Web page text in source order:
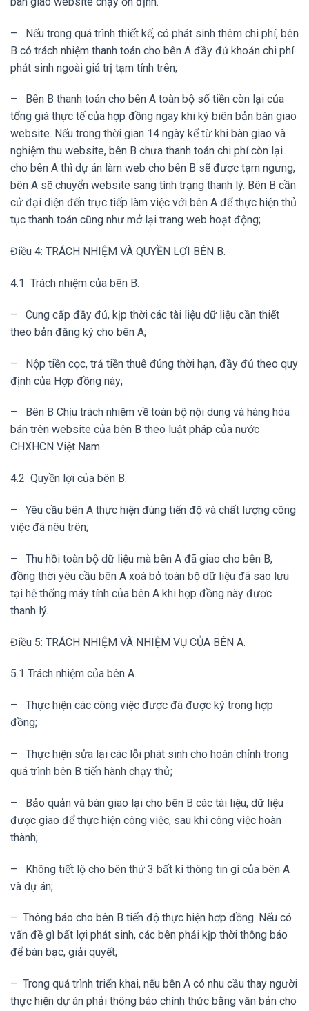
– Nếu trong quá trình thiết kế, có phát sinh thêm chi phí, bên
B có trách nhiệm thanh toán cho bên A đầy đủ khoản chi phí
phát sinh ngoài giá trị tạm tính trên;
– Bên B thanh toán cho bên A toàn bộ số tiền còn lại của
tổng giá thực tế của hợp đồng ngay khi ký biên bản bàn giao
website. Nếu trong thời gian 14 ngày kể từ khi bàn giao và
nghiệm thu website, bên B chưa thanh toán chi phí còn lại
cho bên A thì dự án làm web cho bên B sẽ được tạm ngưng,
bên A sẽ chuyển website sang tình trạng thanh lý. Bên B cần
cử đại diện đến trực tiếp làm việc với bên A để thực hiện thủ
tục thanh toán cũng như mở lại trang web hoạt động;
Điều 4: TRÁCH NHIỆM VÀ QUYỀN LỢI BÊN B.
4.1 Trách nhiệm của bên B.
– Cung cấp đầy đủ, kịp thời các tài liệu dữ liệu cần thiết
theo bản đăng ký cho bên A;
– Nộp tiền cọc, trả tiền thuê đúng thời hạn, đầy đủ theo quy
định của Hợp đồng này;
– Bên B Chịu trách nhiệm về toàn bộ nội dung và hàng hóa
bán trên website của bên B theo luật pháp của nước
CHXHCN Việt Nam.
4.2 Quyền lợi của bên B.
– Yêu cầu bên A thực hiện đúng tiến độ và chất lượng công
việc đã nêu trên;
– Thu hồi toàn bộ dữ liệu mà bên A đã giao cho bên B,
đồng thời yêu cầu bên A xoá bỏ toàn bộ dữ liệu đã sao lưu
tại hệ thống máy tính của bên A khi hợp đồng này được
thanh lý.
Điều 5: TRÁCH NHIỆM VÀ NHIỆM VỤ CỦA BÊN A.
5.1 Trách nhiệm của bên A.
– Thực hiện các công việc được đã được ký trong hợp
đồng;
– Thực hiện sửa lại các lỗi phát sinh cho hoàn chỉnh trong
quá trình bên B tiến hành chạy thử;
– Bảo quản và bàn giao lại cho bên B các tài liệu, dữ liệu
được giao để thực hiện công việc, sau khi công việc hoàn
thành;
– Không tiết lộ cho bên thứ 3 bất kì thông tin gì của bên A
và dự án;
– Thông báo cho bên B tiến độ thực hiện hợp đồng. Nếu có
vấn đề gì bất lợi phát sinh, các bên phải kịp thời thông báo
để bàn bạc, giải quyết;
– Trong quá trình triển khai, nếu bên A có nhu cầu thay người
thực hiện dự án phải thông báo chính thức bằng văn bản cho